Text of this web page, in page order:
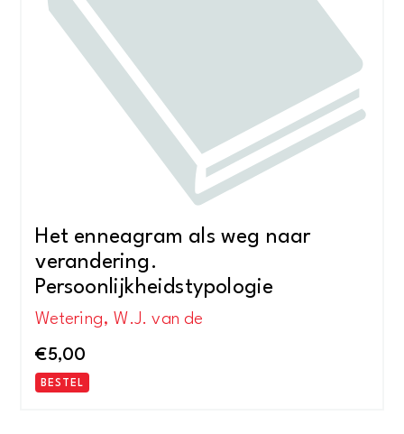
Het enneagram als weg naar
verandering.
Persoonlijkheidstypologie
Wetering, W.J. van de
€5,00
BESTEL